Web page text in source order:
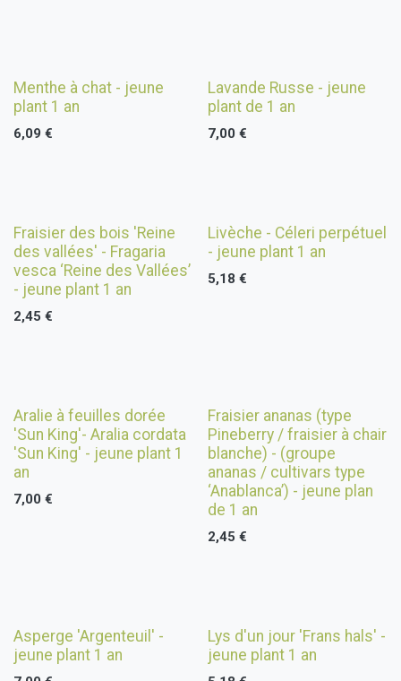
Nouveau !
Menthe à chat - jeune
plant 1 an
6,09 €
Épuisé
Lavande Russe - jeune
plant de 1 an
7,00 €
Nouveau !
Fraisier des bois 'Reine
des vallées' - Fragaria
vesca ‘Reine des Vallées’
- jeune plant 1 an
2,45 €
Nouveau !
Livèche - Céleri perpétuel
- jeune plant 1 an
5,18 €
Nouveau !
Aralie à feuilles dorée
'Sun King'- Aralia cordata
'Sun King' - jeune plant 1
an
7,00 €
Nouveau !
Fraisier ananas (type
Pineberry / fraisier à chair
blanche) - (groupe
ananas / cultivars type
‘Anablanca’) - jeune plan
de 1 an
2,45 €
Asperge 'Argenteuil' -
jeune plant 1 an
Lys d'un jour 'Frans hals' -
jeune plant 1 an